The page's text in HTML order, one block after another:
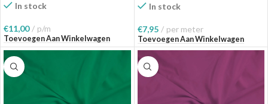
In stock
€11,00 p/m
Toevoegen Aan Winkelwagen
In stock
€7,95 per meter
Toevoegen Aan Winkelwagen